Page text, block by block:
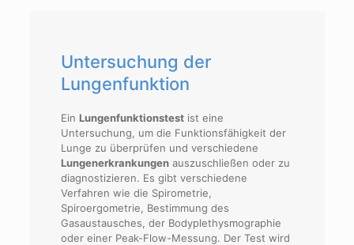
Untersuchung der
Lungenfunktion
EinLungenfunktionstest ist eine
Untersuchung, um die Funktionsfähigkeit der
Lunge zu überprüfen und verschiedene
Lungenerkrankungen auszuschließen oder zu
diagnostizieren. Es gibt verschiedene
Verfahren wie die Spirometrie,
Spiroergometrie, Bestimmung des
Gasaustausches, der Bodyplethysmographie
oder einer Peak-Flow-Messung. Der Test wird